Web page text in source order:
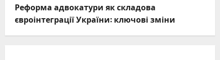
Реформа адвокатури як складова
євроінтеграції України: ключові зміни